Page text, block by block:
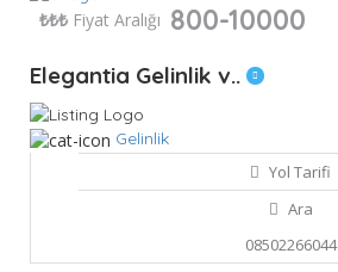
₺₺₺ Fiyat Aralığı 800-10000
Elegantia Gelinlik v..
Gelinlik
Yol Tarifi
Ara
08502266044